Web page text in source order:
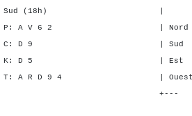
| SA P
2 | Nord - 2
| Sud - 2
| Est 1 -
9 4 | Ouest 1